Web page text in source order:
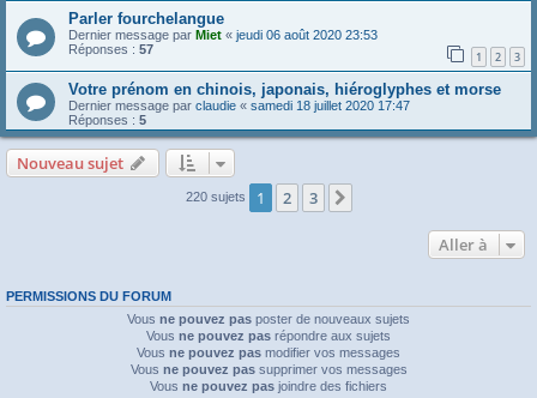
Parler fourchelangue
Dernier message par Miet « jeudi 06 août 2020 23:53
Réponses : 57 1 2 3
Votre prénom en chinois, japonais, hiéroglyphes et morse
Dernier message par claudie « samedi 18 juillet 2020 17:47
Réponses : 5
Nouveau sujet
220 sujets 1 2 3
Aller à
PERMISSIONS DU FORUM
Vous ne pouvez pas poster de nouveaux sujets
Vous ne pouvez pas répondre aux sujets
Vous ne pouvez pas modifier vos messages
Vous ne pouvez passupprimer vos messages
Vous ne pouvez pas joindre des fichiers